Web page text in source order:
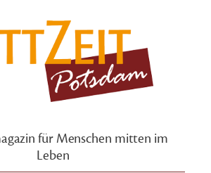
für Menschen mitten im
Leben